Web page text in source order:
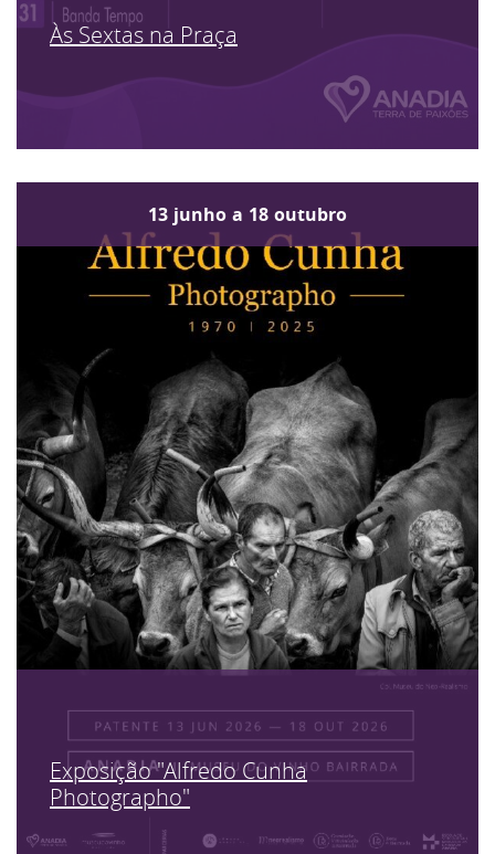
Às Sextas na Praça
13 junho a 18 outubro
Exposição "Alfredo Cunha
Photographo"